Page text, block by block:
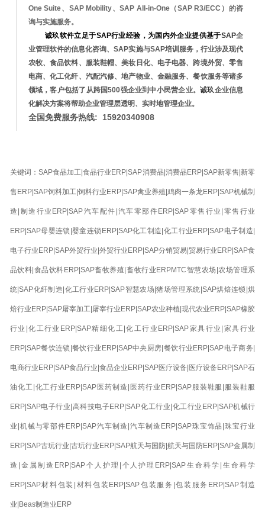
One Suite、 SAP Mobility、SAP All-in-One（SAP R3/ECC）的咨
询与实施服务。
诚玖软件立足于SAP行业经验，为国内外企业提供基于SAP企
业管理软件的信息化咨询、SAP实施与SAP培训服务，行业涉及现代
农牧、食品饮料、服装鞋帽、美妆日化、电子电器、跨境外贸、零售
电商、化工化纤、汽配汽修、地产物业、金融服务、餐饮服务等诸多
领域，客户包括了从跨国500强企业到中小民营企业。诚玖企业信息
化解决方案将帮助企业管理层透明、实时地管理企业。
全国免费服务热线: 15920340908
关键词：SAP食品加工|食品行业ERP|SAP消费品|消费品ERP|SAP新零售|新零
售ERP|SAP饲料加工|饲料行业ERP|SAP禽业养殖|鸡肉一条龙ERP|SAP机械制
造|制造行业ERP|SAP汽车配件|汽车零部件ERP|SAP零售行业|零售行业
ERP|SAP母婴连锁|婴童连锁ERP|SAP化工制造|化工行业ERP|SAP电子制造|
电子行业ERP|SAP外贸行业|外贸行业ERP|SAP分销贸易|贸易行业ERP|SAP食
品饮料|食品饮料ERP|SAP畜牧养殖|畜牧行业ERPMTC智慧农场|农场管理系
统|SAP化纤制造|化工行业ERP|SAP智慧农场|猪场管理系统|SAP烘焙连锁|烘
焙行业ERP|SAP屠宰加工|屠宰行业ERP|SAP农业种植|现代农业ERP|SAP橡胶
行业|化工行业ERP|SAP精细化工|化工行业ERP|SAP家具行业|家具行业
ERP|SAP餐饮连锁|餐饮行业ERP|SAP中央厨房|餐饮行业ERP|SAP电子商务|
电商行业ERP|SAP食品行业|食品企业ERP|SAP医疗设备|医疗设备ERP|SAP石
油化工|化工行业ERP|SAP医药制造|医药行业ERP|SAP服装鞋服|服装鞋服
ERP|SAP电子行业|高科技电子ERP|SAP化工行业|化工行业ERP|SAP机械行
业|机械与零部件ERP|SAP汽车制造|汽车制造ERP|SAP珠宝饰品|珠宝行业
ERP|SAP古玩行业|古玩行业ERP|SAP航天与国防|航天与国防ERP|SAP金属制
造|金属制造ERP|SAP个人护理|个人护理ERP|SAP生命科学|生命科学
ERP|SAP材料包装|材料包装ERP|SAP包装服务|包装服务ERP|SAP制造
业|Beas制造业ERP